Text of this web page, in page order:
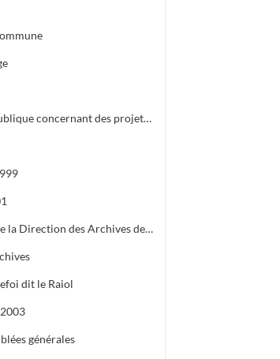
Courrier au Procureur de la République concernant des projets de mariage dont les dossiers administratifs ne sont pas réglés
Enquêtes statistiques annuelles de la Direction des Archives de France
dit le Raiol
générales